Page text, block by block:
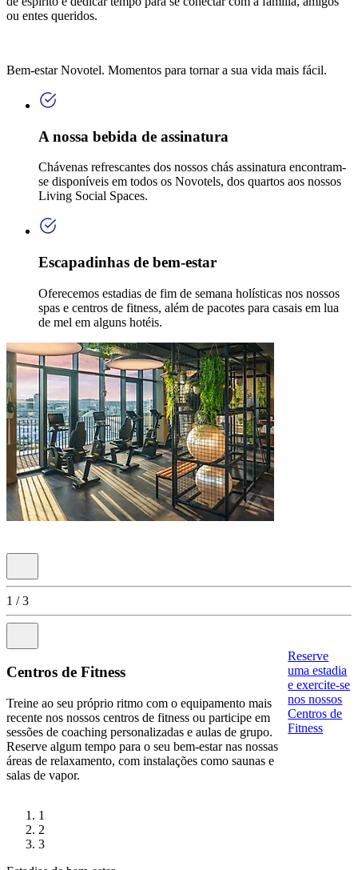
ou entes queridos.
Bem-estar Novotel. Momentos para tornar a sua vida mais fácil.
A nossa bebida de assinatura
Chávenas refrescantes dos nossos chás assinatura encontram-
se disponíveis em todos os Novotels, dos quartos aos nossos
Living Social Spaces.
Escapadinhas de bem-estar
Oferecemos estadias de fim de semana holísticas nos nossos
spas e centros de fitness, além de pacotes para casais em lua
de mel em alguns hotéis.
Previous slide disabled
1 / 3
Next slide go to slide 2 of 3
Centros de Fitness
Treine ao seu próprio ritmo com o equipamento mais
recente nos nossos centros de fitness ou participe em
sessões de coaching personalizadas e aulas de grupo.
Reserve algum tempo para o seu bem-estar nas nossas
áreas de relaxamento, com instalações como saunas e
salas de vapor.
Reserve
uma estadia
e exercite-se
nos nossos
Centros de
Fitness
1
2
3